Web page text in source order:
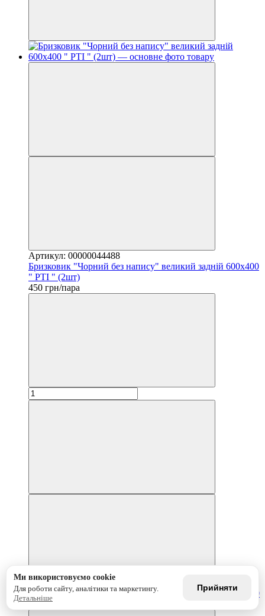
Артикул: 00000044488
Бризковик "Чорний без напису" великий задній 600х400
" РТІ " (2шт)
450 грн/пара
Ми використовуємо cookie
Для роботи сайту, аналітики та маркетингу.
Детальніше
Прийняти